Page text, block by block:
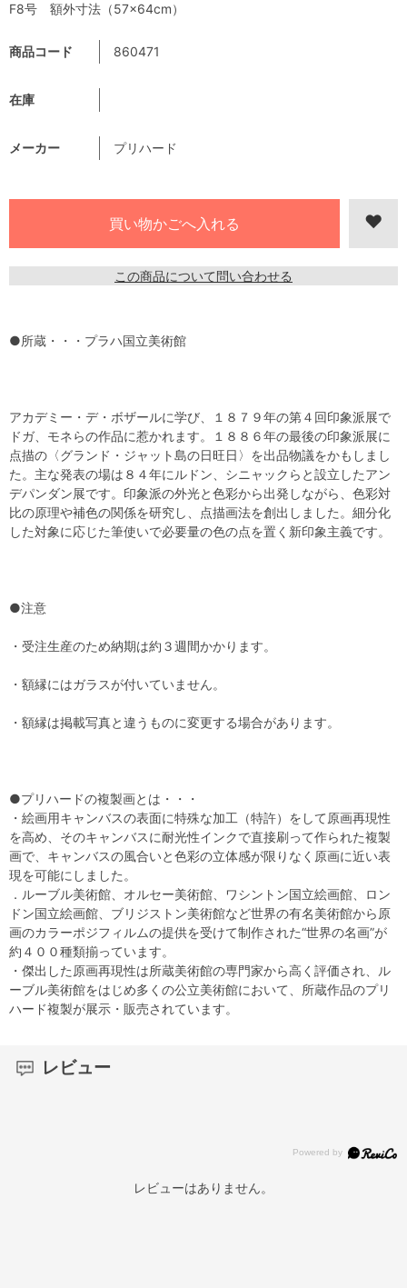
商品コード 860471
在庫
メーカー プリハード
この商品について問い合わせる
F8号 額外寸法（57×64cm）
●所蔵・・・プラハ国立美術館
アカデミー・デ・ボザールに学び、１８７９年の第４回印象派展で
ドガ、モネらの作品に惹かれます。１８８６年の最後の印象派展に
点描の〈グランド・ジャット島の日旺日〉を出品物議をかもしまし
た。主な発表の場は８４年にルドン、シニャックらと設立したアン
デパンダン展です。印象派の外光と色彩から出発しながら、色彩対
比の原理や補色の関係を研究し、点描画法を創出しました。細分化
した対象に応じた筆使いで必要量の色の点を置く新印象主義です。
●注意
・受注生産のため納期は約３週間かかります。
・額縁にはガラスが付いていません。
・額縁は掲載写真と違うものに変更する場合があります。
●プリハードの複製画とは・・・
・絵画用キャンバスの表面に特殊な加工（特許）をして原画再現性
を高め、そのキャンバスに耐光性インクで直接刷って作られた複製
画で、キャンバスの風合いと色彩の立体感が限りなく原画に近い表
現を可能にしました。
．ルーブル美術館、オルセー美術館、ワシントン国立絵画館、ロン
ドン国立絵画館、ブリジストン美術館など世界の有名美術館から原
画のカラーポジフィルムの提供を受けて制作された“世界の名画”が
約４００種類揃っています。
・傑出した原画再現性は所蔵美術館の専門家から高く評価され、ル
ーブル美術館をはじめ多くの公立美術館において、所蔵作品のプリ
ハード複製が展示・販売されています。
レビュー
レビューはありません。